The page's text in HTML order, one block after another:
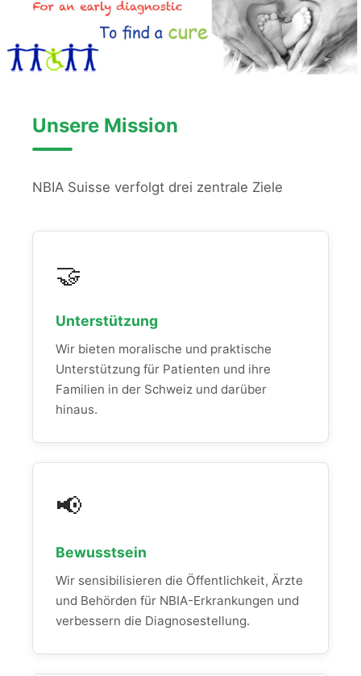
Unsere Mission
NBIA Suisse verfolgt drei zentrale Ziele
🤝
Unterstützung
Wir bieten moralische und praktische
Unterstützung für Patienten und ihre
Familien in der Schweiz und darüber
hinaus.
📢
Bewusstsein
Wir sensibilisieren die Öffentlichkeit, Ärzte
und Behörden für NBIA-Erkrankungen und
verbessern die Diagnosestellung.